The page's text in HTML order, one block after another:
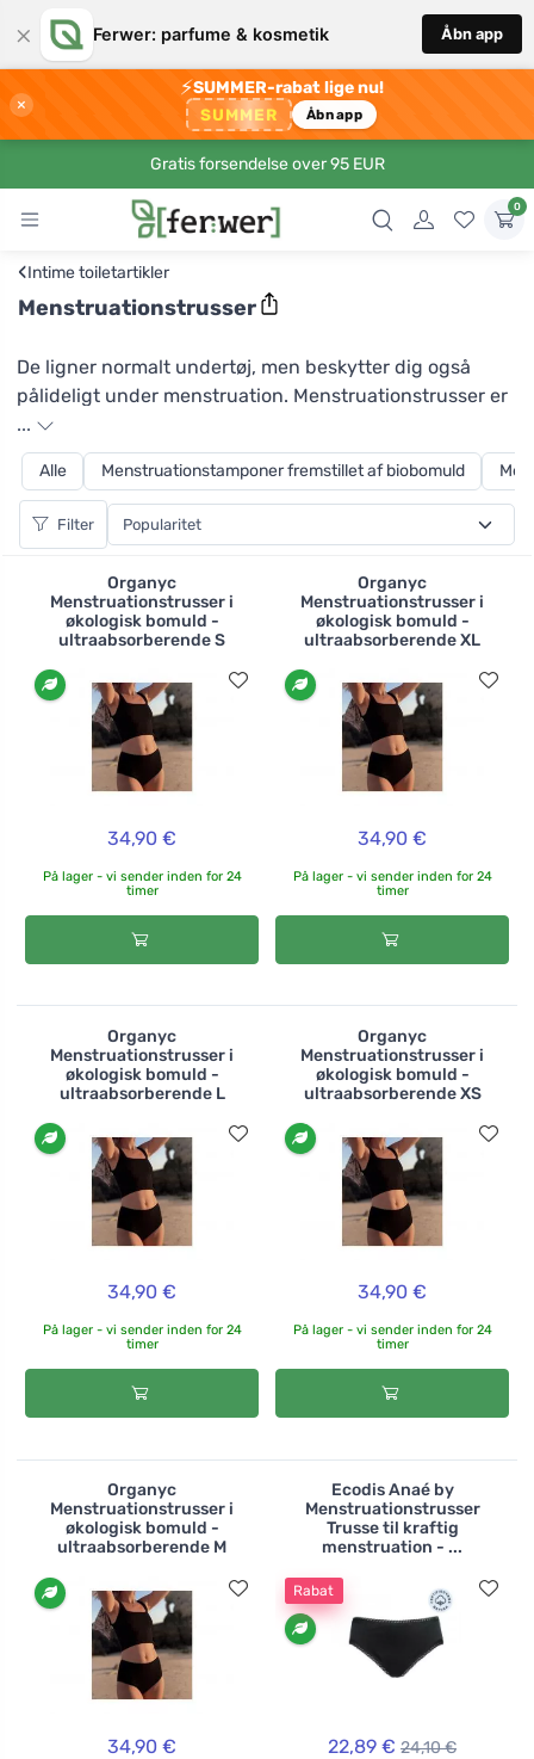
× Ferwer: parfume & kosmetik Åbn app
×
⚡SUMMER-rabat lige nu!
SUMMER Åbn app
Gratis forsendelse over 95 EUR
0
‹Intime toiletartikler
Menstruationstrusser
De ligner normalt undertøj, men beskytter dig også
pålideligt under menstruation. Menstruationstrusser er
løsningen for alle kvinder og piger, der søger pålidelig
beskyttelse, nem håndtering, behagelige materialer og
et flot design. Menstruationstrusser er ikke længere
bare sorte højtaljede trusser. Hos Ferwer finder du et
bredt udvalg af snit og farver. Du kan f.eks. vælge
højtaljede trusser til lette, mellemlange og kraftige
menstruationer. Plejen af trusserne er altid den samme
- efter brug vasker du dem i koldt vand i hånden,
derefter kommer du dem i en almindelig vaskemaskine
og lader dem tørre frit.
...
Alle Menstruationstamponer fremstillet af biobomuld
Filter
Organyc
Menstruationstrusser i
økologisk bomuld -
ultraabsorberende S
34,90 €
På lager - vi sender inden for 24
timer
Organyc
Menstruationstrusser i
økologisk bomuld -
ultraabsorberende XL
34,90 €
På lager - vi sender inden for 24
timer
Organyc
Menstruationstrusser i
økologisk bomuld -
ultraabsorberende L
34,90 €
På lager - vi sender inden for 24
timer
Organyc
Menstruationstrusser i
økologisk bomuld -
ultraabsorberende XS
34,90 €
På lager - vi sender inden for 24
timer
Organyc
Menstruationstrusser i
økologisk bomuld -
ultraabsorberende M
34,90 €
Ecodis Anaé by
Menstruationstrusser
Trusse til kraftig
menstruation - ...
Rabat
22,89 € 24,10 €